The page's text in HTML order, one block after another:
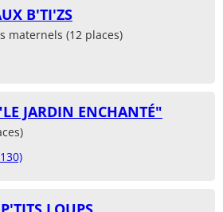
B'TI'ZS
maternels (12 places)
JARDIN ENCHANTÉ"